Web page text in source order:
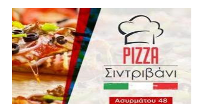
ΕΠΙΚΑΙΡΟΤΗΤΑ
LIVE η Πανιώνια Εκπομπή!
August 03, 2026